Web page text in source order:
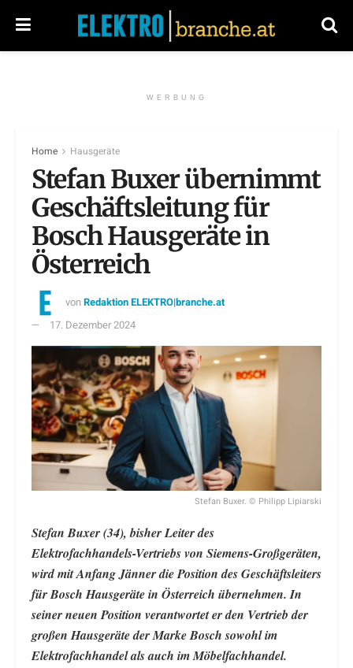
WERBUNG
Home Hausgeräte
Stefan Buxer übernimmt
Geschäftsleitung für
Bosch Hausgeräte in
Österreich
vonRedaktion ELEKTRO|branche.at
17. Dezember 2024
Stefan Buxer. © Philipp Lipiarski
Stefan Buxer (34), bisher Leiter des
Elektrofachhandels-Vertriebs von Siemens-Großgeräten,
wird mit Anfang Jänner die Position des Geschäftsleiters
für Bosch Hausgeräte in Österreich übernehmen. In
seiner neuen Position verantwortet er den Vertrieb der
großen Hausgeräte der Marke Bosch sowohl im
Elektrofachhandel als auch im Möbelfachhandel.